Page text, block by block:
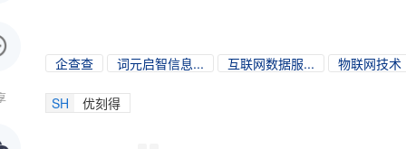
企查查 词元启智信息... 互联网数据服... 物联网技术
SH 优刻得